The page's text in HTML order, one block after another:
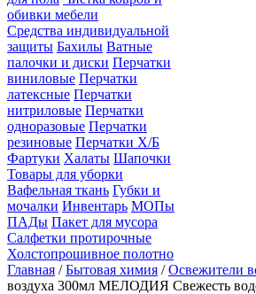
обивки мебели
Средства индивидуальной
защиты Бахилы Ватные
палочки и диски Перчатки
виниловые Перчатки
латексные Перчатки
нитриловые Перчатки
одноразовые Перчатки
резиновые Перчатки Х/Б
Фартуки Халаты Шапочки
Товары для уборки
Вафельная ткань Губки и
мочалки Инвентарь МОПы
ПАДы Пакет для мусора
Салфетки протирочные
Холстопрошивное полотно
Главная /Бытовая химия /Освежители
воздуха 300мл МЕЛОДИЯ Свежесть